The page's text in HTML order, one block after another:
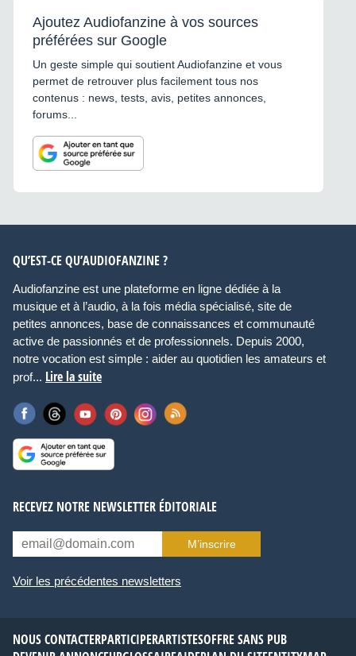
Ajoutez Audiofanzine à vos sources
préférées sur Google
Un geste simple qui soutient Audiofanzine et vous
permet de retrouver plus facilement tous nos
contenus : news, tests, avis, petites annonces,
forums...
QU’EST-CE QU’AUDIOFANZINE ?
Audiofanzine est une plateforme en ligne dédiée à la
musique et à l’audio, à la fois média spécialisé, site de
petites annonces, base de connaissances et communauté
active de passionnés et de professionnels. Depuis 2000,
notre vocation est simple : aider au quotidien les amateurs et
prof... Lire la suite
RECEVEZ NOTRE NEWSLETTER ÉDITORIALE
M’inscrire
Voir les précédentes newsletters
NOUS CONTACTERPARTICIPERARTISTESOFFRE SANS PUB